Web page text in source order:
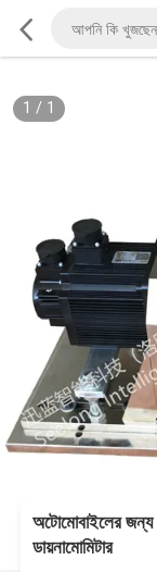
1 / 1
অটোমোবাইলের
ডায়নামোমিটার